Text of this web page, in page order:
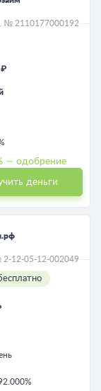
№ 2110177000192
₽
— одобрение
деньги
12-05-12-002049